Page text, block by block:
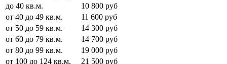
до 40 кв.м.
10 800 руб
от 40 до 49 кв.м.
11 600 руб
от 50 до 59 кв.м.
14 300 руб
от 60 до 79 кв.м.
14 700 руб
от 80 до 99 кв.м.
19 000 руб
от 100 до 124 кв.м.
21 500 руб